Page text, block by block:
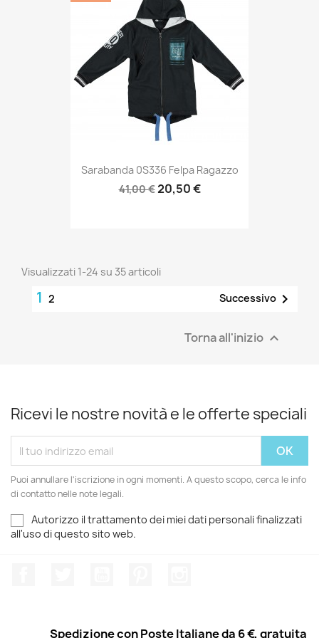
Sarabanda 0S336 Felpa Ragazzo
41,00 €20,50 €
Visualizzati 1-24 su 35 articoli
1 2 Successivo 
Torna all'inizio 
Ricevi le nostre novità e le offerte speciali
Puoi annullare l'iscrizione in ogni momenti. A questo scopo, cerca le info
di contatto nelle note legali.
Autorizzo il trattamento dei miei dati personali finalizzati
all'uso di questo sito web.
Spedizione con Poste Italiane da 6 €, gratuita